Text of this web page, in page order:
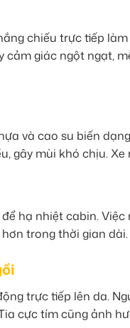
chiếu trực tiếp
cảm giác ngột ngạt,
và cao su biến
gây mùi khó chịu.
hạ nhiệt cabin.
trong thời gian
trực tiếp lên da.
cực tím cũng ảnh